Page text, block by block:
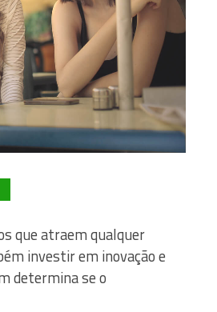
que atraem qualquer
investir em inovação e
determina se o